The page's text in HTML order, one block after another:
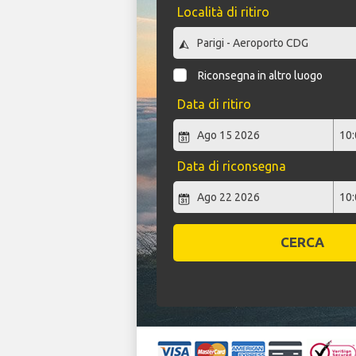
Località di ritiro
Riconsegna in altro luogo
Data di ritiro
Data di riconsegna
CERCA